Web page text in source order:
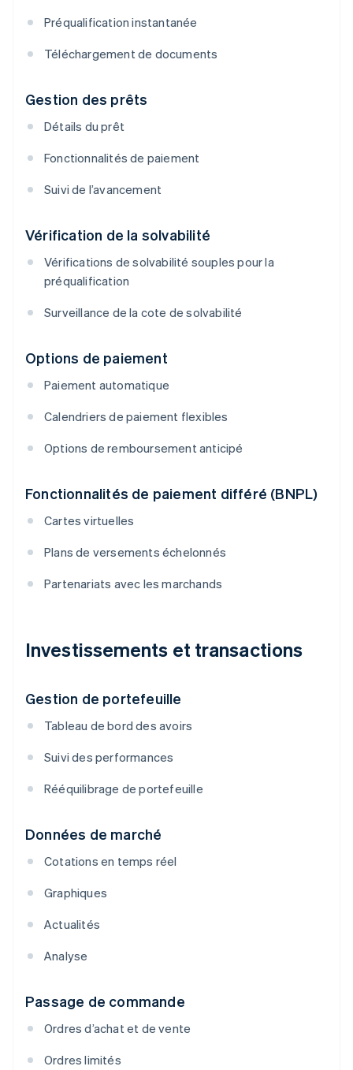
Préqualification instantanée
Téléchargement de documents
Gestion des prêts
Détails du prêt
Fonctionnalités de paiement
Suivi de l’avancement
Vérification de la solvabilité
Vérifications de solvabilité souples pour la
préqualification
Surveillance de la cote de solvabilité
Options de paiement
Paiement automatique
Calendriers de paiement flexibles
Options de remboursement anticipé
Fonctionnalités de paiement différé (BNPL)
Cartes virtuelles
Plans de versements échelonnés
Partenariats avec les marchands
Investissements et transactions
Gestion de portefeuille
Tableau de bord des avoirs
Suivi des performances
Rééquilibrage de portefeuille
Données de marché
Cotations en temps réel
Graphiques
Actualités
Analyse
Passage de commande
Ordres d’achat et de vente
Ordres limités